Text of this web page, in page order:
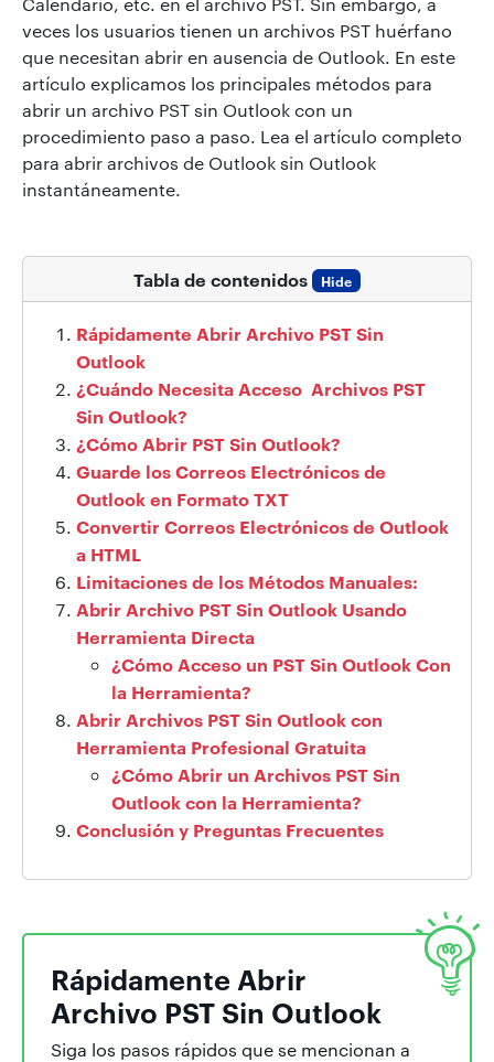
veces los usuarios tienen un archivos PST huérfano
que necesitan abrir en ausencia de Outlook. En este
artículo explicamos los principales métodos para
abrir un archivo PST sin Outlook con un
procedimiento paso a paso. Lea el artículo completo
para abrir archivos de Outlook sin Outlook
instantáneamente.
Tabla de contenidos Hide
Rápidamente Abrir Archivo PST Sin
Outlook
¿Cuándo Necesita Acceso Archivos PST
Sin Outlook?
¿Cómo Abrir PST Sin Outlook?
Guarde los Correos Electrónicos de
Outlook en Formato TXT
Convertir Correos Electrónicos de Outlook
a HTML
Limitaciones de los Métodos Manuales:
Abrir Archivo PST Sin Outlook Usando
Herramienta Directa
¿Cómo Acceso un PST Sin Outlook Con
la Herramienta?
Abrir Archivos PST Sin Outlook con
Herramienta Profesional Gratuita
¿Cómo Abrir un Archivos PST Sin
Outlook con la Herramienta?
Conclusión y Preguntas Frecuentes
Rápidamente Abrir
Archivo PST Sin Outlook
Siga los pasos rápidos que se mencionan a